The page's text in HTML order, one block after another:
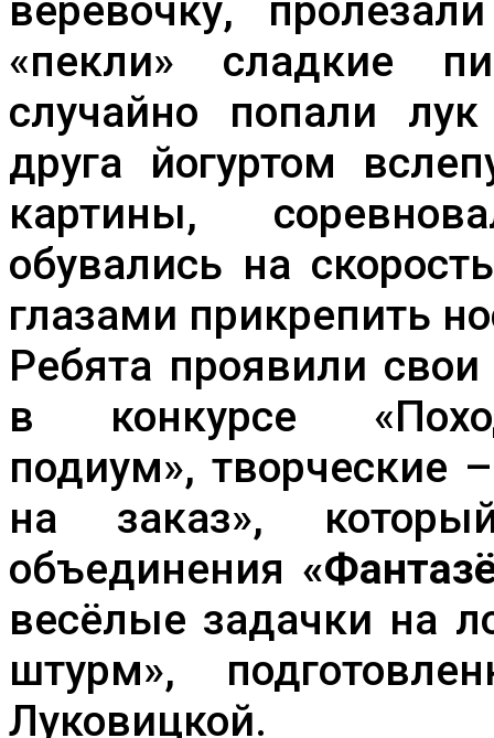
верёвочку,
«пекли» сладкие
случайно попали
друга йогуртом
картины,
обувались на
глазами прикрепить
Ребята проявили свои
в конкурсе
подиум», творческие
на заказ»,
объединения
весёлые задачки на
штурм»,
Луковицкой.